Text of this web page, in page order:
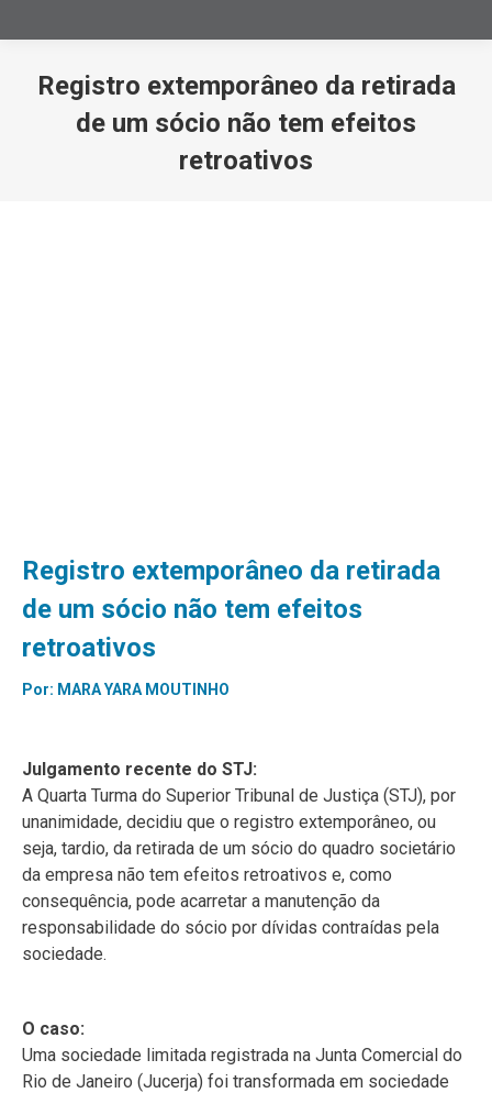
Registro extemporâneo da retirada
de um sócio não tem efeitos
retroativos
Registro extemporâneo da retirada
de um sócio não tem efeitos
retroativos
Por: MARA YARA MOUTINHO
Julgamento recente do STJ:
A Quarta Turma do Superior Tribunal de Justiça (STJ), por
unanimidade, decidiu que o registro extemporâneo, ou
seja, tardio, da retirada de um sócio do quadro societário
da empresa não tem efeitos retroativos e, como
consequência, pode acarretar a manutenção da
responsabilidade do sócio por dívidas contraídas pela
sociedade.
O caso:
Uma sociedade limitada registrada na Junta Comercial do
Rio de Janeiro (Jucerja) foi transformada em sociedade